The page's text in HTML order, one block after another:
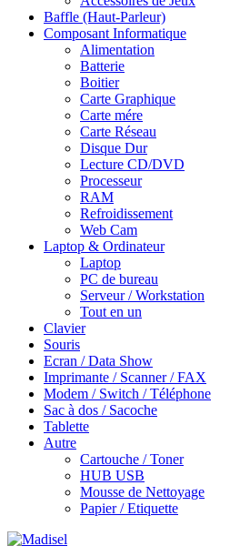
Baffle (Haut-Parleur)
Composant Informatique
Alimentation
Batterie
Boitier
Carte Graphique
Carte mére
Carte Réseau
Disque Dur
Lecture CD/DVD
Processeur
RAM
Refroidissement
Web Cam
Laptop & Ordinateur
Laptop
PC de bureau
Serveur / Workstation
Tout en un
Clavier
Souris
Ecran / Data Show
Imprimante / Scanner / FAX
Modem / Switch / Téléphone
Sac à dos / Sacoche
Tablette
Autre
Cartouche / Toner
HUB USB
Mousse de Nettoyage
Papier / Etiquette